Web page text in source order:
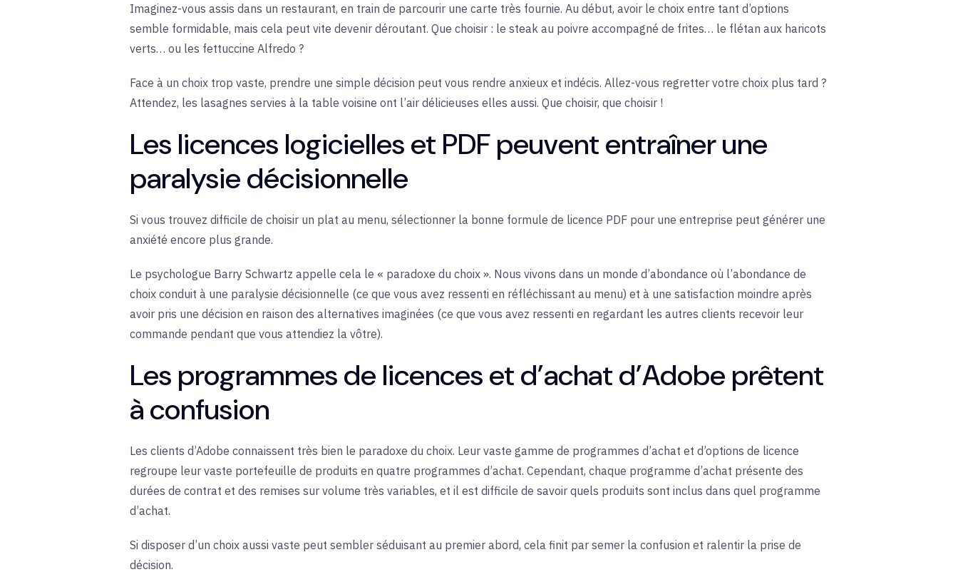
Imaginez-vous assis dans un restaurant, en train de parcourir une carte très fournie. Au début, avoir le choix entre tant d’options
semble formidable, mais cela peut vite devenir déroutant. Que choisir : le steak au poivre accompagné de frites… le flétan aux haricots
verts… ou les fettuccine Alfredo ?
Face à un choix trop vaste, prendre une simple décision peut vous rendre anxieux et indécis. Allez-vous regretter votre choix plus tard ?
Attendez, les lasagnes servies à la table voisine ont l’air délicieuses elles aussi. Que choisir, que choisir !
Les licences logicielles et PDF peuvent entraîner une
paralysie décisionnelle
Si vous trouvez difficile de choisir un plat au menu, sélectionner la bonne formule de licence PDF pour une entreprise peut générer une
anxiété encore plus grande.
Le psychologue Barry Schwartz appelle cela le « paradoxe du choix ». Nous vivons dans un monde d’abondance où l’abondance de
choix conduit à une paralysie décisionnelle (ce que vous avez ressenti en réfléchissant au menu) et à une satisfaction moindre après
avoir pris une décision en raison des alternatives imaginées (ce que vous avez ressenti en regardant les autres clients recevoir leur
commande pendant que vous attendiez la vôtre).
Les programmes de licences et d’achat d’Adobe prêtent
à confusion
Les clients d’Adobe connaissent très bien le paradoxe du choix. Leur vaste gamme de programmes d’achat et d’options de licence
regroupe leur vaste portefeuille de produits en quatre programmes d’achat. Cependant, chaque programme d’achat présente des
durées de contrat et des remises sur volume très variables, et il est difficile de savoir quels produits sont inclus dans quel programme
d’achat.
Si disposer d’un choix aussi vaste peut sembler séduisant au premier abord, cela finit par semer la confusion et ralentir la prise de
décision.